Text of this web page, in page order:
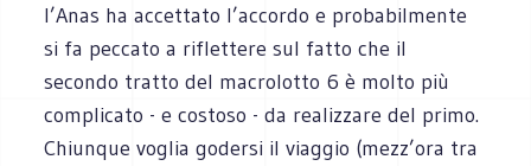
l’Anas ha accettato l’accordo e probabilmente
si fa peccato a riflettere sul fatto che il
secondo tratto del macrolotto 6 è molto più
complicato - e costoso - da realizzare del primo.
Chiunque voglia godersi il viaggio (mezz’ora tra